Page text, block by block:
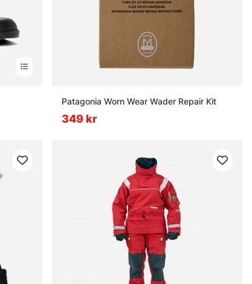
Patagonia Worn Wear Wader Repair Kit
349 kr